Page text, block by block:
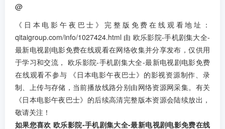
第37集 第38集 第39集
第40集 第41集 第42集
第43集 第44集 第45集
第46集
@
《日本电影午夜巴士》完整版免费在线观看地址：
qitaigroup.com/info/1027424.html 由 欧乐影院-手机剧集大全-
最新电视剧电影免费在线观看在网络收集并分享发布，仅供用
于学习和交流， 欧乐影院-手机剧集大全-最新电视剧电影免费
在线观看不参与 《日本电影午夜巴士》的影视资源制作、录
制、上传与存储，当前播放线路分别由网络资源网采集。有关
《日本电影午夜巴士》的后续高清完整版本资源会陆续放出，
敬请关注！
如果您喜欢 欧乐影院-手机剧集大全-最新电视剧电影免费在线